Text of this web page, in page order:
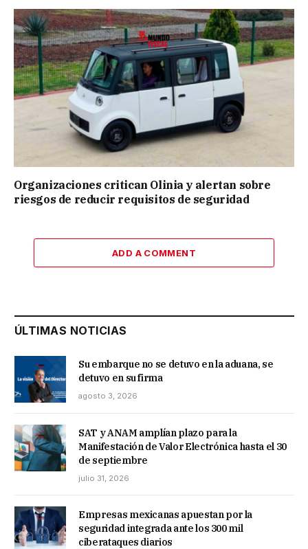
Organizaciones critican Olinia y alertan sobre
riesgos de reducir requisitos de seguridad
ADD A COMMENT
ÚLTIMAS NOTICIAS
Su embarque no se detuvo en la aduana, se
detuvo en su firma
agosto 3, 2026
SAT y ANAM amplían plazo para la
Manifestación de Valor Electrónica hasta el 30
de septiembre
julio 31, 2026
Empresas mexicanas apuestan por la
seguridad integrada ante los 300 mil
ciberataques diarios